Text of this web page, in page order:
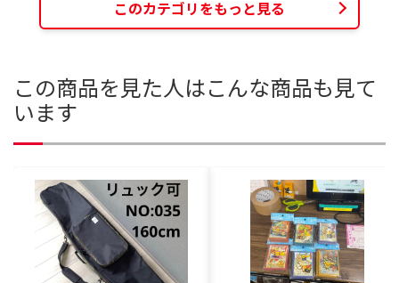
このカテゴリをもっと見る
この商品を見た人はこんな商品も見て
います